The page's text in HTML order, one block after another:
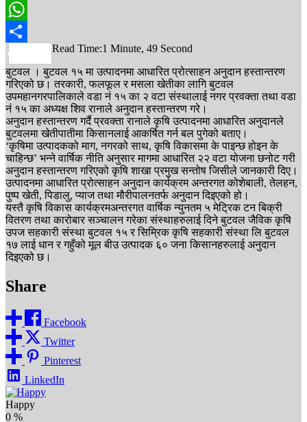
Messenger
WhatsApp
Share
Read Time:1 Minute, 49 Second
बुटवल । बुटवल १५ मा उत्पादनमा आधारित प्रोत्साहन अनुदान हस्तान्तरण
गरिएको छ। तरकारी, फलफूल र मसला खेतीका लागि बुटवल
उपमहानगरपालिकाले वडा नं १५ का २ वटा संस्थालाई नगर प्रवक्ता तथा वडा
नं १५ का अध्यक्ष शिव रानाले अनुदान हस्तान्तरण गरे।
अनुदान हस्तान्तरण गर्दै प्रवक्ता रानाले कृषि उत्पादनमा आधारित अनुदानले
बुटवलमा खेतीपातीमा किसानलाई आकर्षित गर्न बल पुगेको बताए।
‘कृषिमा उत्पादकको माग, नगरको साथ, कृषि विकासमा के पाइन्छ होइन के
चाहिन्छ’ भन्ने वार्षिक नीति अनुसार मागमा आधारित २२ वटा योजना छनोट गरी
अनुदान हस्तान्तरण गरिएको कृषि शाखा प्रमुख सन्तोष जिसीले जानकारी दिए।
उत्पादनमा आधारित प्रोत्साहन अनुदान कार्यक्रम अन्तरगत कोशेबाली, तेलहन,
पुष्प खेती, पिडालु, प्याज तथा मौरीपालनतर्फ अनुदान दिइएको हो।
यस्तै कृषि विकास कार्यक्रमअन्तरगत वार्षिक न्युनतम ५ मेट्रिक टन बिक्री
वितरण तथा कारोबार सञ्चालन गरेका संस्थाहरुलाई दिने बुटवल जैविक कृषि
उपज सहकारी संस्था बुटवल १५ र सिम्रिक कृषि सहकारी संस्था लि बुटवल
१७ लाई धान र गहुँको मूल बीउ उत्पादक ६० जना किसानहरुलाई अनुदान
दिइएको छ।
Share
Facebook
Twitter
Pinterest
LinkedIn
Happy
0 %